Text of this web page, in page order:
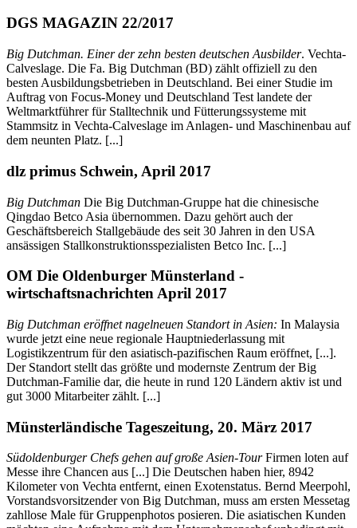
DGS MAGAZIN 22/2017
Big Dutchman. Einer der zehn besten deutschen Ausbilder. Vechta-
Calveslage. Die Fa. Big Dutchman (BD) zählt offiziell zu den
besten Ausbildungsbetrieben in Deutschland. Bei einer Studie im
Auftrag von Focus-Money und Deutschland Test landete der
Weltmarktführer für Stalltechnik und Fütterungssysteme mit
Stammsitz in Vechta-Calveslage im Anlagen- und Maschinenbau auf
dem neunten Platz. [...]
dlz primus Schwein, April 2017
Big Dutchman Die Big Dutchman-Gruppe hat die chinesische
Qingdao Betco Asia übernommen. Dazu gehört auch der
Geschäftsbereich Stallgebäude des seit 30 Jahren in den USA
ansässigen Stallkonstruktionsspezialisten Betco Inc. [...]
OM Die Oldenburger Münsterland -
wirtschaftsnachrichten April 2017
Big Dutchman eröffnet nagelneuen Standort in Asien: In Malaysia
wurde jetzt eine neue regionale Hauptniederlassung mit
Logistikzentrum für den asiatisch-pazifischen Raum eröffnet, [...].
Der Standort stellt das größte und modernste Zentrum der Big
Dutchman-Familie dar, die heute in rund 120 Ländern aktiv ist und
gut 3000 Mitarbeiter zählt. [...]
Münsterländische Tageszeitung, 20. März 2017
Südoldenburger Chefs gehen auf große Asien-TourFirmen loten auf
Messe ihre Chancen aus [...] Die Deutschen haben hier, 8942
Kilometer von Vechta entfernt, einen Exotenstatus. Bernd Meerpohl,
Vorstandsvorsitzender von Big Dutchman, muss am ersten Messetag
zahllose Male für Gruppenphotos posieren. Die asiatischen Kunden